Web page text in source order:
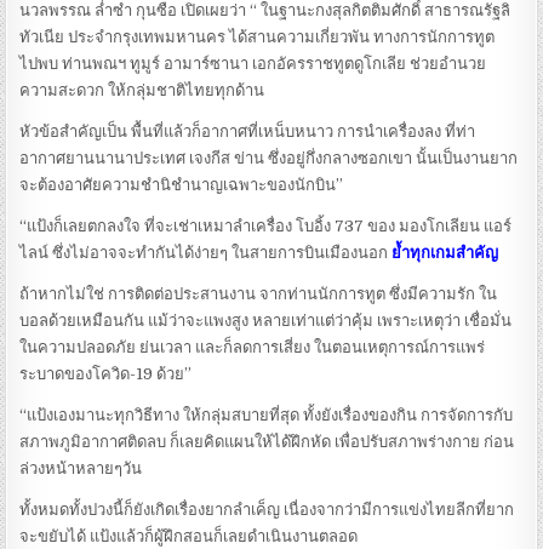
นวลพรรณ ล่ำซำ กุนซือ เปิดเผยว่า “ ในฐานะกงสุลกิตติมศักดิ์ สาธารณรัฐลิ
ทัวเนีย ประจำกรุงเทพมหานคร ได้สานความเกี่ยวพัน ทางการนักการทูต
ไปพบ ท่านพณฯ ทูมูร์ อามาร์ซานา เอกอัครราชทูตดูโกเลีย ช่วยอำนวย
ความสะดวก ให้กลุ่มชาติไทยทุกด้าน
หัวข้อสำคัญเป็น พื้นที่แล้วก็อากาศที่เหน็บหนาว การนำเครื่องลง ที่ท่า
อากาศยานนานาประเทศ เจงกีส ข่าน ซึ่งอยู่กึ่งกลางซอกเขา นั้นเป็นงานยาก
จะต้องอาศัยความชำนิชำนาญเฉพาะของนักบิน”
“แป้งก็เลยตกลงใจ ที่จะเช่าเหมาลำเครื่อง โบอิ้ง 737 ของ มองโกเลียน แอร์
ไลน์ ซึ่งไม่อาจจะทำกันได้ง่ายๆ ในสายการบินเมืองนอก ย้ำทุกเกมสำคัญ
ถ้าหากไม่ใช่ การติดต่อประสานงาน จากท่านนักการทูต ซึ่งมีความรัก ใน
บอลด้วยเหมือนกัน แม้ว่าจะแพงสูง หลายเท่าแต่ว่าคุ้ม เพราะเหตุว่า เชื่อมั่น
ในความปลอดภัย ย่นเวลา และก็ลดการเสี่ยง ในตอนเหตุการณ์การแพร่
ระบาดของโควิด-19 ด้วย”
“แป้งเองมานะทุกวิธีทาง ให้กลุ่มสบายที่สุด ทั้งยังเรื่องของกิน การจัดการกับ
สภาพภูมิอากาศติดลบ ก็เลยคิดแผนให้ได้ฝึกหัด เพื่อปรับสภาพร่างกาย ก่อน
ล่วงหน้าหลายๆวัน
ทั้งหมดทั้งปวงนี้ก็ยังเกิดเรื่องยากลำเค็ญ เนื่องจากว่ามีการแข่งไทยลีกที่ยาก
จะขยับได้ แป้งแล้วก็ผู้ฝึกสอนก็เลยดำเนินงานตลอด